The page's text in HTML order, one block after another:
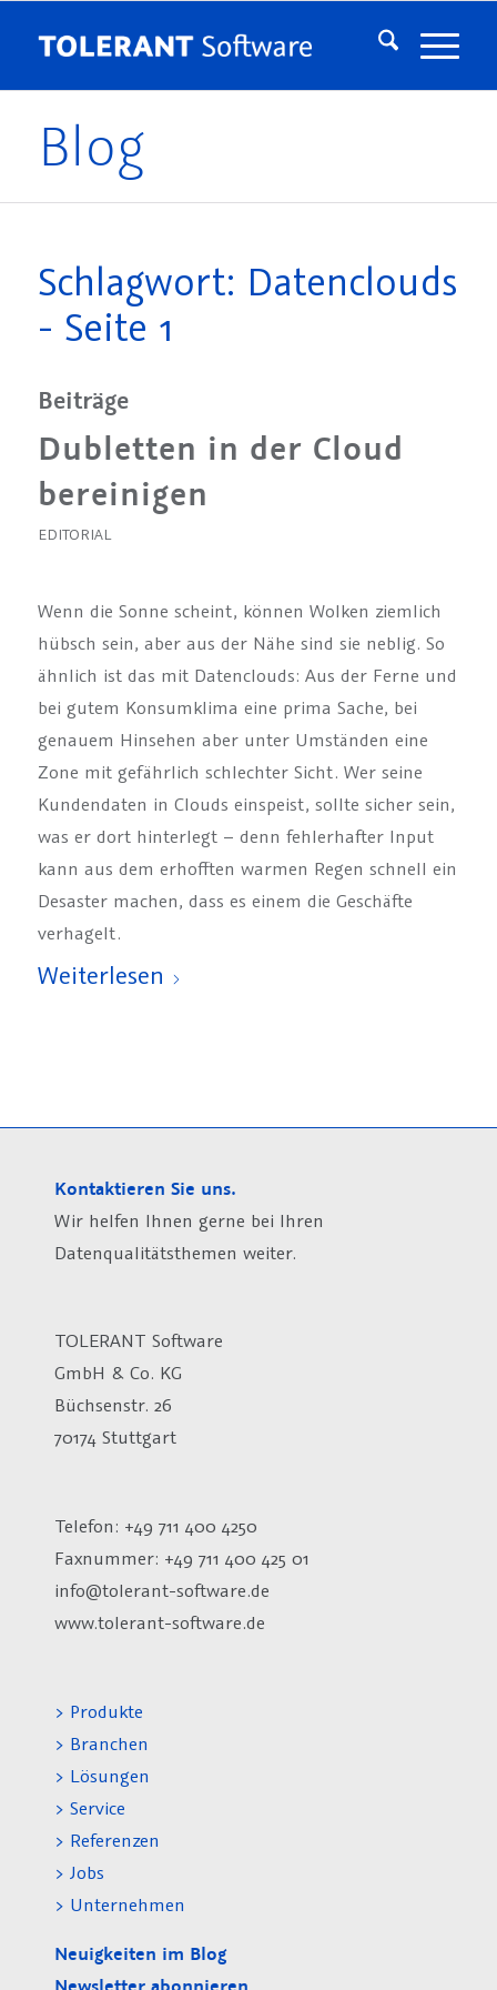
Blog
Schlagwort: Datenclouds
- Seite 1
Beiträge
Dubletten in der Cloud
bereinigen
EDITORIAL
Wenn die Sonne scheint, können Wolken ziemlich
hübsch sein, aber aus der Nähe sind sie neblig. So
ähnlich ist das mit Datenclouds: Aus der Ferne und
bei gutem Konsumklima eine prima Sache, bei
genauem Hinsehen aber unter Umständen eine
Zone mit gefährlich schlechter Sicht. Wer seine
Kundendaten in Clouds einspeist, sollte sicher sein,
was er dort hinterlegt – denn fehlerhafter Input
kann aus dem erhofften warmen Regen schnell ein
Desaster machen, dass es einem die Geschäfte
verhagelt.
Weiterlesen
Kontaktieren Sie uns.
Wir helfen Ihnen gerne bei Ihren
Datenqualitätsthemen weiter.
TOLERANT Software
GmbH & Co. KG
Büchsenstr. 26
70174 Stuttgart
Telefon: +49 711 400 4250
Faxnummer: +49 711 400 425 01
info@tolerant-software.de
www.tolerant-software.de
> Produkte
> Branchen
> Lösungen
> Service
> Referenzen
> Jobs
> Unternehmen
Neuigkeiten im Blog